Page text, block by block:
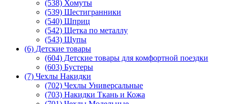
(538) Хомуты
(539) Шестигранники
(540) Шприц
(542) Щетка по металлу
(543) Щупы
(6) Детские товары
(604) Детские товары для комфортной поездки
(603) Бустеры
(7) Чехлы Накидки
(702) Чехлы Универсальные
(703) Накидки Ткань и Кожа